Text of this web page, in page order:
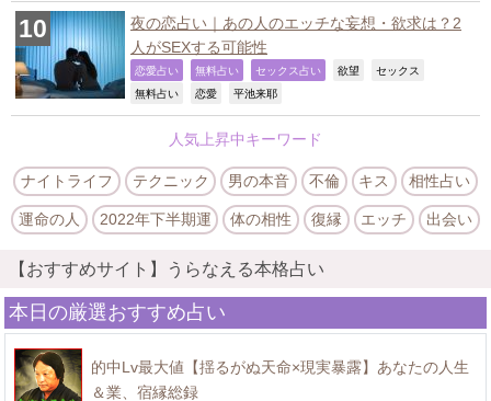
夜の恋占い｜あの人のエッチな妄想・欲求は？2
人がSEXする可能性
恋愛占い 無料占い セックス占い 欲望 セックス
無料占い 恋愛 平池来耶
人気上昇中キーワード
ナイトライフ テクニック 男の本音 不倫 キス 相性占い
運命の人 2022年下半期運 体の相性 復縁 エッチ 出会い
【おすすめサイト】うらなえる本格占い
本日の厳選おすすめ占い
的中Lv最大値【揺るがぬ天命×現実暴露】あなたの人生
＆業、宿縁総録